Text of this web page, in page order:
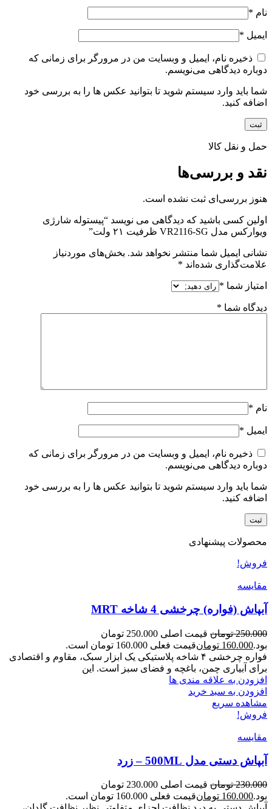
نام *
ایمیل *
ذخیره نام، ایمیل و وبسایت من در مرورگر برای زمانی که
دوباره دیدگاهی می‌نویسم.
شما باید وارد سیستم شوید تا بتوانید عکس ها را به بررسی خود
اضافه کنید.
حمل و نقل کالا
نقد و بررسی‌ها
هنوز بررسی‌ای ثبت نشده است.
اولین کسی باشید که دیدگاهی می نویسد “پیستوله شارژی
ویوارکس مدل VR2116-SG ظرفیت ۲۱ ولت”
نشانی ایمیل شما منتشر نخواهد شد. بخش‌های موردنیاز
علامت‌گذاری شده‌اند *
امتیاز شما *
دیدگاه شما *
نام *
ایمیل *
ذخیره نام، ایمیل و وبسایت من در مرورگر برای زمانی که
دوباره دیدگاهی می‌نویسم.
شما باید وارد سیستم شوید تا بتوانید عکس ها را به بررسی خود
اضافه کنید.
محصولات پیشنهادی
فروش!
مقایسه
آبپاش (فواره) چرخشی 4 شاخه MRT
250.000 تومان
قیمت اصلی 250.000 تومان
بود.160.000 تومانقیمت فعلی 160.000 تومان است.
فواره چرخشی ۴ شاخه پلاستیکی یک ابزار سبک، مقاوم و اقتصادی
برای آبیاری چمن، باغچه و فضای سبز است. این
افزودن به علاقه مندی ها
افزودن به سبد خرید
مشاهده سریع
فروش!
مقایسه
آبپاش دستی مدل 500ML – زرد
230.000 تومان
قیمت اصلی 230.000 تومان
بود.160.000 تومانقیمت فعلی 160.000 تومان است.